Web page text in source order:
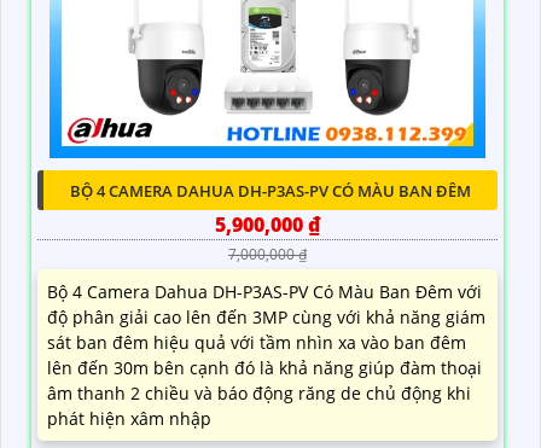
BỘ 4 CAMERA DAHUA DH-P3AS-PV CÓ MÀU BAN ĐÊM
5,900,000 ₫
7,000,000 ₫
Bộ 4 Camera Dahua DH-P3AS-PV Có Màu Ban Đêm với
độ phân giải cao lên đến 3MP cùng với khả năng giám
sát ban đêm hiệu quả với tầm nhìn xa vào ban đêm
lên đến 30m bên cạnh đó là khả năng giúp đàm thoại
âm thanh 2 chiều và báo động răng de chủ động khi
phát hiện xâm nhập